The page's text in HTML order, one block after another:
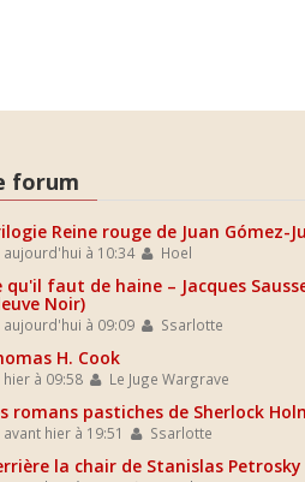
forum
Reine rouge de Juan Gómez-
aujourd'hui à 10:34 Hoel
qu'il faut de haine – Jacques
Noir)
aujourd'hui à 09:09 Ssarlotte
H. Cook
hier à 09:58 Le Juge Wargrave
romans pastiches de Sherlock
avant hier à 19:51 Ssarlotte
la chair de Stanislas Petrosky